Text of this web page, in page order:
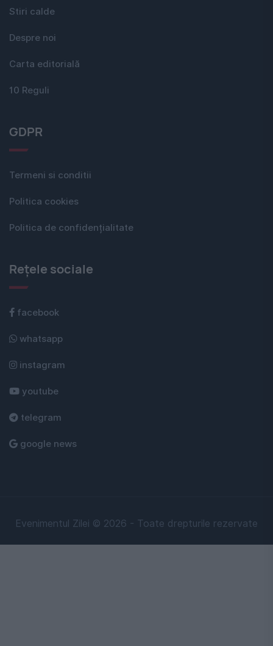
Stiri calde
Despre noi
Carta editorială
10 Reguli
GDPR
Termeni si conditii
Politica cookies
Politica de confidențialitate
Rețele sociale
facebook
whatsapp
instagram
youtube
telegram
google news
Evenimentul Zilei © 2026 - Toate drepturile rezervate